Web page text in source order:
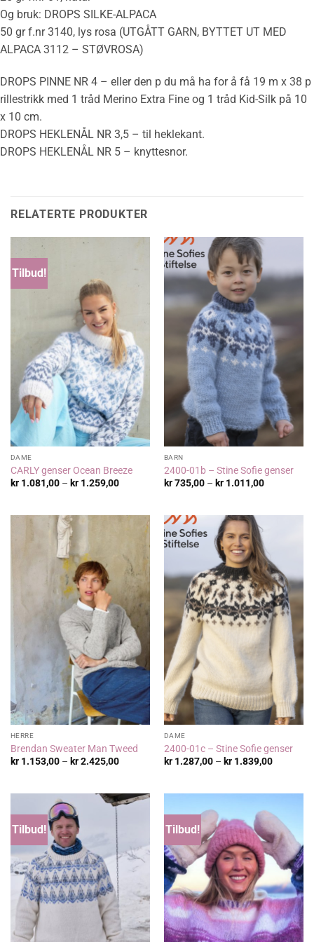
Og bruk: DROPS SILKE-ALPACA
50 gr f.nr 3140, lys rosa (UTGÅTT GARN, BYTTET UT MED
ALPACA 3112 – STØVROSA)
DROPS PINNE NR 4 – eller den p du må ha for å få 19 m x 38 p
rillestrikk med 1 tråd Merino Extra Fine og 1 tråd Kid-Silk på 10
x 10 cm.
DROPS HEKLENÅL NR 3,5 – til heklekant.
DROPS HEKLENÅL NR 5 – knyttesnor.
RELATERTE PRODUKTER
Tilbud!
DAME
CARLY genser Ocean Breeze
kr1.081,00 – kr1.259,00Prisområde:
BARN
2400-01b – Stine Sofie genser
kr735,00 – kr1.011,00
HERRE
Brendan Sweater Man Tweed
kr1.153,00 – kr2.425,00Prisområde:
DAME
2400-01c – Stine Sofie genser
kr1.287,00 – kr1.839,00
Tilbud! Tilbud!